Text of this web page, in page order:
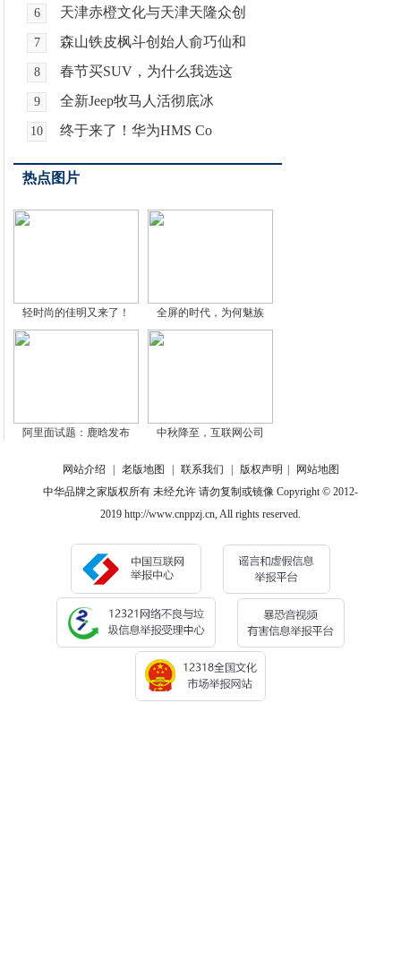
6 天津赤橙文化与天津天隆众创
7 森山铁皮枫斗创始人俞巧仙和
8 春节买SUV，为什么我选这
9 全新Jeep牧马人活彻底冰
10 终于来了！华为HMS Co
热点图片
轻时尚的佳明又来了！ 全屏的时代，为何魅族
阿里面试题：鹿晗发布 中秋降至，互联网公司
网站介绍 老版地图 联系我们 版权声明
网站地图
中华品牌之家版权所有 未经允许 请勿复制或镜像 Copyright © 2012-
2019 http://www.cnppzj.cn, All rights reserved.